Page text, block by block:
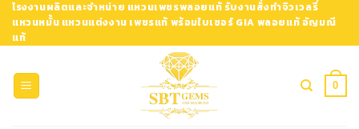
Skip
content
โรงงานผลิตและจำหน่าย แหวนเพชรพลอยแท้ รับงานสั่งทำจิวเวลรี่
แหวนหมั้น แหวนแต่งงาน เพชรแท้ พร้อมใบเซอร์ GIA พลอยแท้ อัญมณี
แท้
0